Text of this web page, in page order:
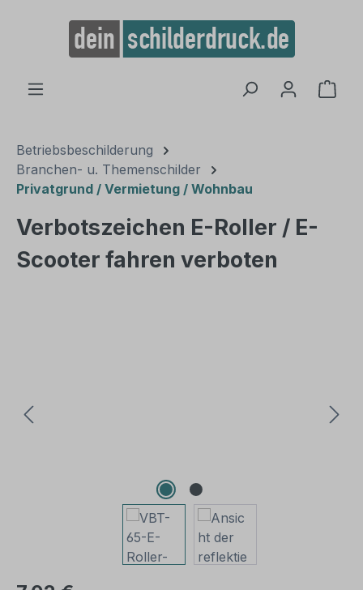
springen
Betriebsbeschilderung
Branchen- u. Themenschilder
Privatgrund / Vermietung / Wohnbau
Verbotszeichen E-Roller / E-
Scooter fahren verboten